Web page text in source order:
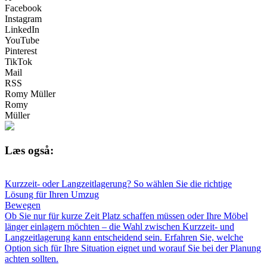
Facebook
Instagram
LinkedIn
YouTube
Pinterest
TikTok
Mail
RSS
Romy Müller
Romy
Müller
Læs også:
Kurzzeit- oder Langzeitlagerung? So wählen Sie die richtige
Lösung für Ihren Umzug
Bewegen
Ob Sie nur für kurze Zeit Platz schaffen müssen oder Ihre Möbel
länger einlagern möchten – die Wahl zwischen Kurzzeit- und
Langzeitlagerung kann entscheidend sein. Erfahren Sie, welche
Option sich für Ihre Situation eignet und worauf Sie bei der Planung
achten sollten.